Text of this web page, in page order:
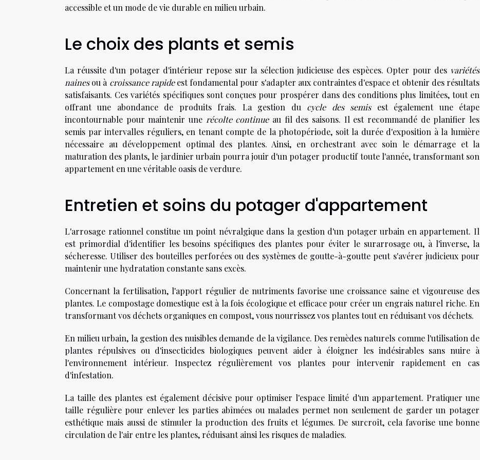
accessible et un mode de vie durable en milieu urbain.
Le choix des plants et semis
La réussite d'un potager d'intérieur repose sur la sélection judicieuse des espèces. Opter pour des variétés
nainesou à croissance rapideest fondamental pour s'adapter aux contraintes d'espace et obtenir des résultats
satisfaisants. Ces variétés spécifiques sont conçues pour prospérer dans des conditions plus limitées, tout en
offrant une abondance de produits frais. La gestion du cycle des semisest également une étape
incontournable pour maintenir une récolte continueau fil des saisons. Il est recommandé de planifier les
semis par intervalles réguliers, en tenant compte de la photopériode, soit la durée d'exposition à la lumière
nécessaire au développement optimal des plantes. Ainsi, en orchestrant avec soin le démarrage et la
maturation des plants, le jardinier urbain pourra jouir d'un potager productif toute l'année, transformant son
appartement en une véritable oasis de verdure.
Entretien et soins du potager d'appartement
L'arrosage rationnel constitue un point névralgique dans la gestion d'un potager urbain en appartement. Il
est primordial d'identifier les besoins spécifiques des plantes pour éviter le surarrosage ou, à l'inverse, la
sécheresse. Utiliser des bouteilles perforées ou des systèmes de goutte-à-goutte peut s'avérer judicieux pour
maintenir une hydratation constante sans excès.
Concernant la fertilisation, l'apport régulier de nutriments favorise une croissance saine et vigoureuse des
plantes. Le compostage domestique est à la fois écologique et efficace pour créer un engrais naturel riche. En
transformant vos déchets organiques en compost, vous nourrissez vos plantes tout en réduisant vos déchets.
En milieu urbain, la gestion des nuisibles demande de la vigilance. Des remèdes naturels comme l'utilisation de
plantes répulsives ou d'insecticides biologiques peuvent aider à éloigner les indésirables sans nuire à
l'environnement intérieur. Inspectez régulièrement vos plantes pour intervenir rapidement en cas
d'infestation.
La taille des plantes est également décisive pour optimiser l'espace limité d'un appartement. Pratiquer une
taille régulière pour enlever les parties abîmées ou malades permet non seulement de garder un potager
esthétique mais aussi de stimuler la production des fruits et légumes. De surcroît, cela favorise une bonne
circulation de l'air entre les plantes, réduisant ainsi les risques de maladies.